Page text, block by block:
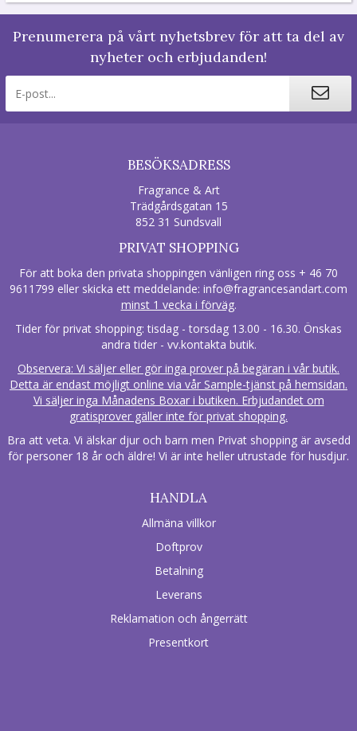
Prenumerera på vårt nyhetsbrev för att ta del av
nyheter och erbjudanden!
BESÖKSADRESS
Fragrance & Art
Trädgårdsgatan 15
852 31 Sundsvall
PRIVAT SHOPPING
För att boka den privata shoppingen vänligen ring oss + 46 70
9611799 eller skicka ett meddelande: info@fragrancesandart.com
minst 1 vecka i förväg.
Tider för privat shopping: tisdag - torsdag 13.00 - 16.30. Önskas
andra tider - vv.kontakta butik.
Observera: Vi säljer eller gör inga prover på begäran i vår butik.
Detta är endast möjligt online via vår Sample-tjänst på hemsidan.
Vi säljer inga Månadens Boxar i butiken. Erbjudandet om
gratisprover gäller inte för privat shopping.
Bra att veta. Vi älskar djur och barn men Privat shopping är avsedd
för personer 18 år och äldre! Vi är inte heller utrustade för husdjur.
HANDLA
Allmäna villkor
Doftprov
Betalning
Leverans
Reklamation och ångerrätt
Presentkort